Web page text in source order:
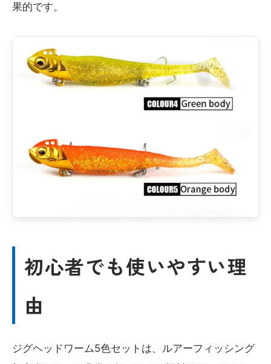
果的です。
初心者でも使いやすい理
由
ジグヘッドワーム5色セットは、ルアーフィッシング